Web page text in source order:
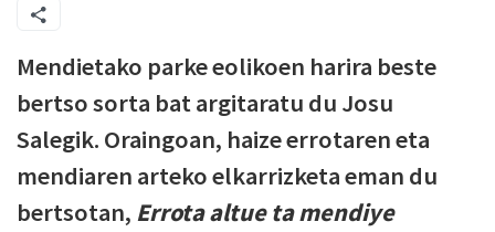
Mendietako parke eolikoen harira beste
bertso sorta bat argitaratu du Josu
Salegik. Oraingoan, haize errotaren eta
mendiaren arteko elkarrizketa eman du
bertsotan, Errota altue ta mendiye